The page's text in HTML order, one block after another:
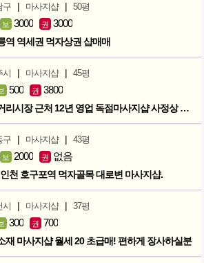
구 | 마사지샵 | 50평
보 3000 권 3000
역 역세권 먹자상권 샵매매
| 마사지샵 | 45평
500 권 3800
청주 육거리시장 근처 12년 영업 독점마사지샵 사정상 급매합니다.
구 | 마사지샵 | 43평
보 2000 권 없음
천 호구포역 먹자골목 대로변 마사지샵.
| 마사지샵 | 37평
300 권 700
재 마사지샵 월세 20 초급매! 편하게 장사하실분